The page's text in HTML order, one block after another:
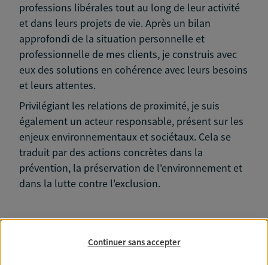
professions libérales tout au long de leur activité
et dans leurs projets de vie. Après un bilan
approfondi de la situation personnelle et
professionnelle de mes clients, je construis avec
eux des solutions en cohérence avec leurs besoins
et leurs attentes.
Privilégiant les relations de proximité, je suis
également un acteur responsable, présent sur les
enjeux environnementaux et sociétaux. Cela se
traduit par des actions concrètes dans la
prévention, la préservation de l'environnement et
dans la lutte contre l'exclusion.
Continuer sans accepter